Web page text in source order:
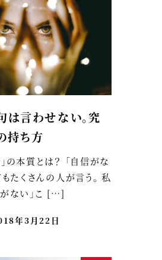
は言わせない。究
持ち方
の本質とは？ 「自信がな
もたくさんの人が言う。 私
がない」こ […]
年3月22日